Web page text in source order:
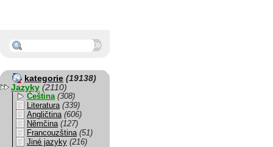
kategorie (19138)
Jazyky (2110)
Čeština (308)
Literatura (339)
Angličtina (606)
Němčina (127)
Francouzština (51)
Jiné jazyky (216)